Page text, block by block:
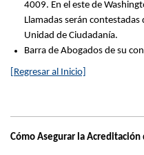
4009. En el este de
Llamadas serán
Unidad de Ciudadanía.
Barra de Abogados de su
[Regresar al Inicio]
Cómo Asegurar la